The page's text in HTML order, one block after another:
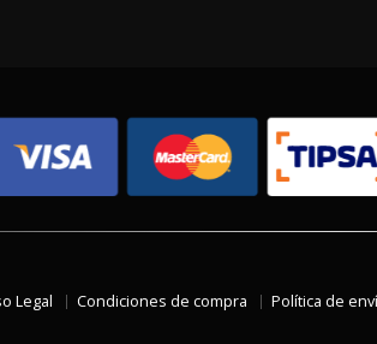
Legal Condiciones de compra Política de